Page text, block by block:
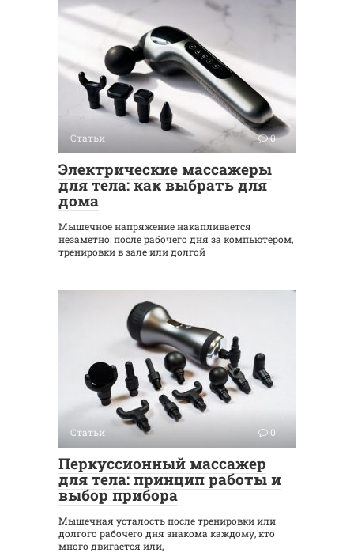
Статьи 0
Электрические массажеры
для тела: как выбрать для
дома
Мышечное напряжение накапливается
незаметно: после рабочего дня за компьютером,
тренировки в зале или долгой
Статьи 0
Перкуссионный массажер
для тела: принцип работы и
выбор прибора
Мышечная усталость после тренировки или
долгого рабочего дня знакома каждому, кто
много двигается или,